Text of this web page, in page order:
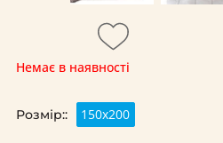
Немає в наявності
Розмір:: 150х200